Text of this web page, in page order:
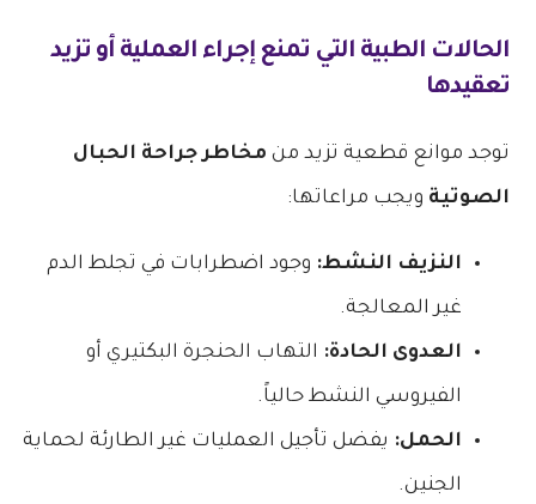
الحالات الطبية التي تمنع إجراء العملية أو تزيد
تعقيدها
توجد موانع قطعية تزيد من مخاطر جراحة الحبال
الصوتية ويجب مراعاتها:
النزيف النشط: وجود اضطرابات في تجلط الدم
غير المعالجة.
العدوى الحادة: التهاب الحنجرة البكتيري أو
الفيروسي النشط حالياً.
الحمل: يفضل تأجيل العمليات غير الطارئة لحماية
الجنين.